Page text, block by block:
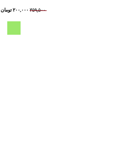
۳۵۹,۵۰۰ ۲۰۰,۰۰۰ تومان